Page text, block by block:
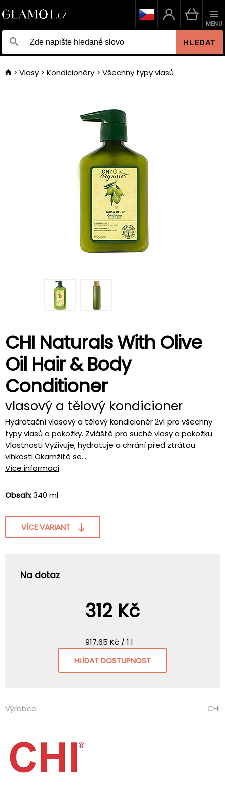
HLEDAT
MENU
Vlasy Kondicionéry Všechny typy vlasů
CHI Naturals With Olive
Oil Hair & Body
Conditioner
vlasový a tělový kondicioner
Hydratační vlasový a tělový kondicionér 2v1 pro všechny
typy vlasů a pokožky. Zvláště pro suché vlasy a pokožku.
Vlastnosti Vyživuje, hydratuje a chrání před ztrátou
vlhkosti Okamžitě se...
Více informací
Obsah:340 ml
VÍCE VARIANT
Na dotaz
312 Kč
917,65 Kč / 1 l
HLÍDAT DOSTUPNOST
Výrobce: CHI